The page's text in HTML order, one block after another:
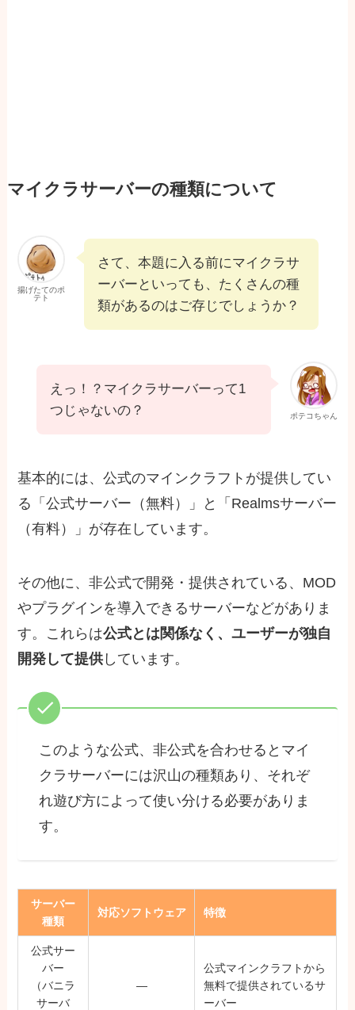
マイクラサーバーの種類について
揚げたてのポ
テト
さて、本題に入る前にマイクラサ
ーバーといっても、たくさんの種
類があるのはご存じでしょうか？
ポテコちゃん
えっ！？マイクラサーバーって1
つじゃないの？
基本的には、公式のマインクラフトが提供してい
る「公式サーバー（無料）」と「Realmsサーバー
（有料）」が存在しています。
その他に、非公式で開発・提供されている、MOD
やプラグインを導入できるサーバーなどがありま
す。これらは公式とは関係なく、ユーザーが独自
開発して提供 しています。
このような公式、非公式を合わせるとマイ
クラサーバーには沢山の種類あり、それぞ
れ遊び方によって使い分ける必要がありま
す。
サーバー
種類
対応ソフトウェア 特徴
公式サー
バー
（バニラ
サーバ
―
公式マインクラフトから
無料で提供されているサ
ーバー